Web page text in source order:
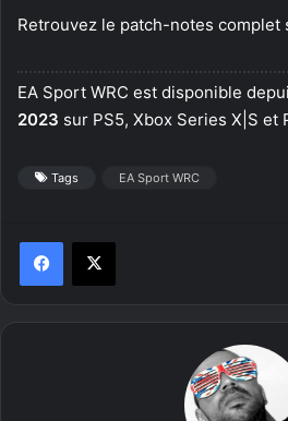
Retrouvez le patch-notes complet
EA Sport WRC est disponible
2023 sur PS5, Xbox Series X|S et
Tags EA Sport WRC